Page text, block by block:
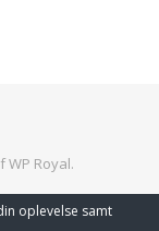
WP Royal.
oplevelse samt